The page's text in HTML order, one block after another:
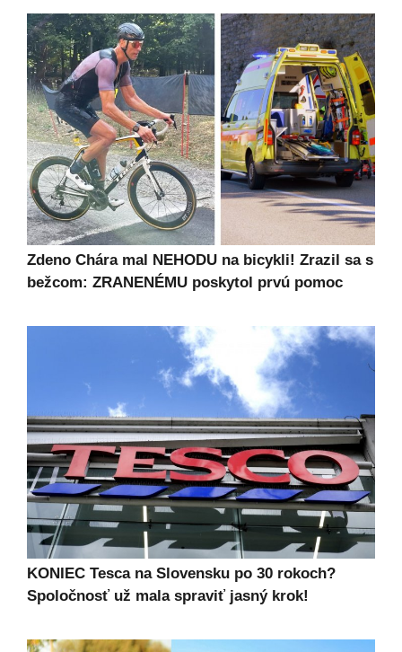
Zdeno Chára mal NEHODU na bicykli! Zrazil sa s
bežcom: ZRANENÉMU poskytol prvú pomoc
KONIEC Tesca na Slovensku po 30 rokoch?
Spoločnosť už mala spraviť jasný krok!